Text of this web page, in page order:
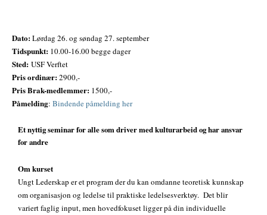
Dato:Lørdag 26. og søndag 27. september
Tidspunkt: 10.00-16.00 begge dager
Sted: USF Verftet
Pris ordinær:2900,-
Pris Brak-medlemmer: 1500,-
Påmelding: Bindende påmelding her
Et nyttig seminar for alle som driver med kulturarbeid og har ansvar
for andre
Om kurset
Ungt Lederskap er et program der du kan omdanne teoretisk kunnskap
om organisasjon og ledelse til praktiske ledelsesverktøy. Det blir
variert faglig input, men hovedfokuset ligger på din individuelle